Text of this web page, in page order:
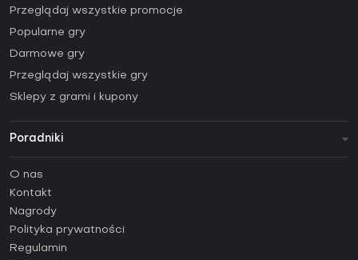
Przeglądaj wszystkie promocje
Popularne gry
Darmowe gry
Przeglądaj wszystkie gry
Sklepy z grami i kupony
Poradniki
Poradniki
Jak aktywować klucz Steam (CD Key)?
Jak aktywować klucz Epic Games (CD Key)?
Jak aktywować klucz GOG (CD Key)?
O nas
Kontakt
Nagrody
Polityka prywatności
Regulamin